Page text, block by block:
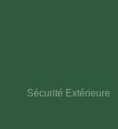
Sécurité Extérieure